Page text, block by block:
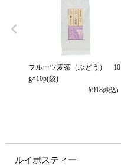
フルーツ麦茶（ぶどう） 10
g×10p(袋)
¥918(税込)
ルイボスティー